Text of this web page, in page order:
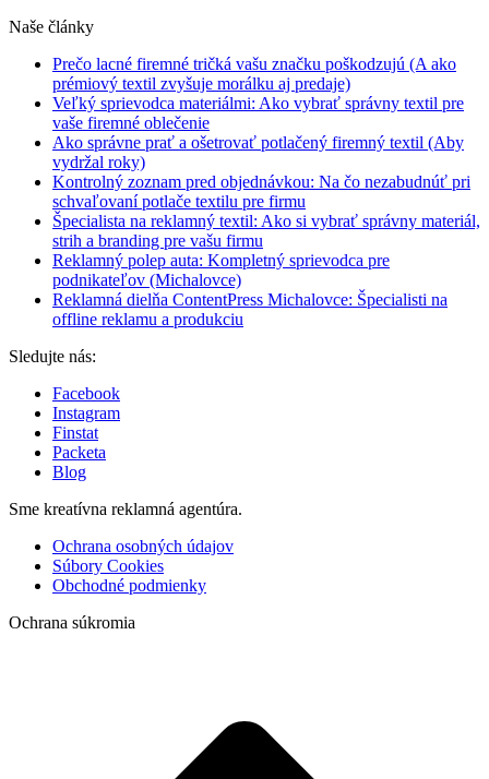
Naše články
Prečo lacné firemné tričká vašu značku poškodzujú (A ako
prémiový textil zvyšuje morálku aj predaje)
Veľký sprievodca materiálmi: Ako vybrať správny textil pre
vaše firemné oblečenie
Ako správne prať a ošetrovať potlačený firemný textil (Aby
vydržal roky)
Kontrolný zoznam pred objednávkou: Na čo nezabudnúť pri
schvaľovaní potlače textilu pre firmu
Špecialista na reklamný textil: Ako si vybrať správny materiál,
strih a branding pre vašu firmu
Reklamný polep auta: Kompletný sprievodca pre
podnikateľov (Michalovce)
Reklamná dielňa ContentPress Michalovce: Špecialisti na
offline reklamu a produkciu
Sledujte nás:
Facebook
Instagram
Finstat
Packeta
Blog
Sme kreatívna reklamná agentúra.
Ochrana osobných údajov
Súbory Cookies
Obchodné podmienky
Ochrana súkromia